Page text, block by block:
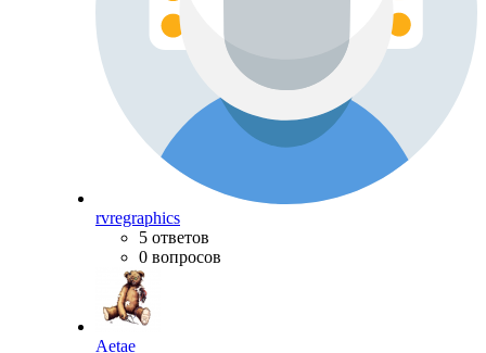
rvregraphics
5 ответов
0 вопросов
Aetae